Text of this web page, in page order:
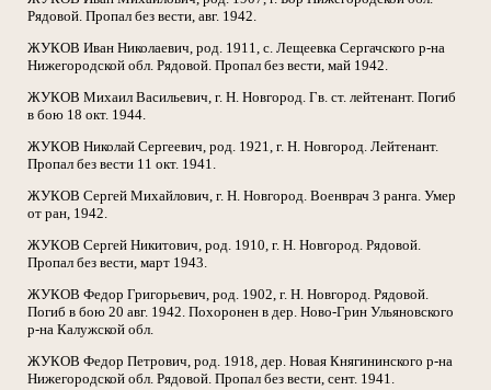
Рядовой. Пропал без вести, авг. 1942.
ЖУКОВ Иван Николаевич, род. 1911, с. Лещеевка Сергачского р-на
Нижегородской обл. Рядовой. Пропал без вести, май 1942.
ЖУКОВ Михаил Васильевич, г. Н. Новгород. Гв. ст. лейтенант. Погиб
в бою 18 окт. 1944.
ЖУКОВ Николай Сергеевич, род. 1921, г. Н. Новгород. Лейтенант.
Пропал без вести 11 окт. 1941.
ЖУКОВ Сергей Михайлович, г. Н. Новгород. Военврач 3 ранга. Умер
от ран, 1942.
ЖУКОВ Сергей Никитович, род. 1910, г. Н. Новгород. Рядовой.
Пропал без вести, март 1943.
ЖУКОВ Федор Григорьевич, род. 1902, г. Н. Новгород. Рядовой.
Погиб в бою 20 авг. 1942. Похоронен в дер. Ново-Грин Ульяновского
р-на Калужской обл.
ЖУКОВ Федор Петрович, род. 1918, дер. Новая Княгининского р-на
Нижегородской обл. Рядовой. Пропал без вести, сент. 1941.